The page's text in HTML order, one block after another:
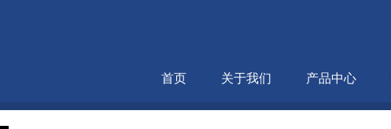
首页 关于我们 产品中心